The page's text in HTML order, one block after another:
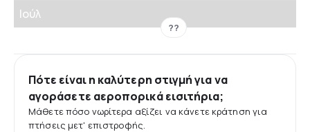
Ιούλ
??
Πότε είναι η καλύτερη στιγμή για να
αγοράσετε αεροπορικά εισιτήρια;
Μάθετε πόσο νωρίτερα αξίζει να κάνετε κράτηση για
πτήσεις μετ' επιστροφής.